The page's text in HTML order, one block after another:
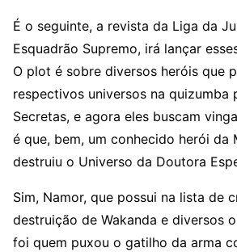
É o seguinte, a revista da Liga da
Esquadrão Supremo, irá lançar
O plot é sobre diversos heróis que
respectivos universos na quizumba
Secretas, e agora eles buscam
é que, bem, um conhecido herói da
destruiu o Universo da Doutora
Sim, Namor, que possui na lista de
destruição de Wakanda e diversos
foi quem puxou o gatilho da arma